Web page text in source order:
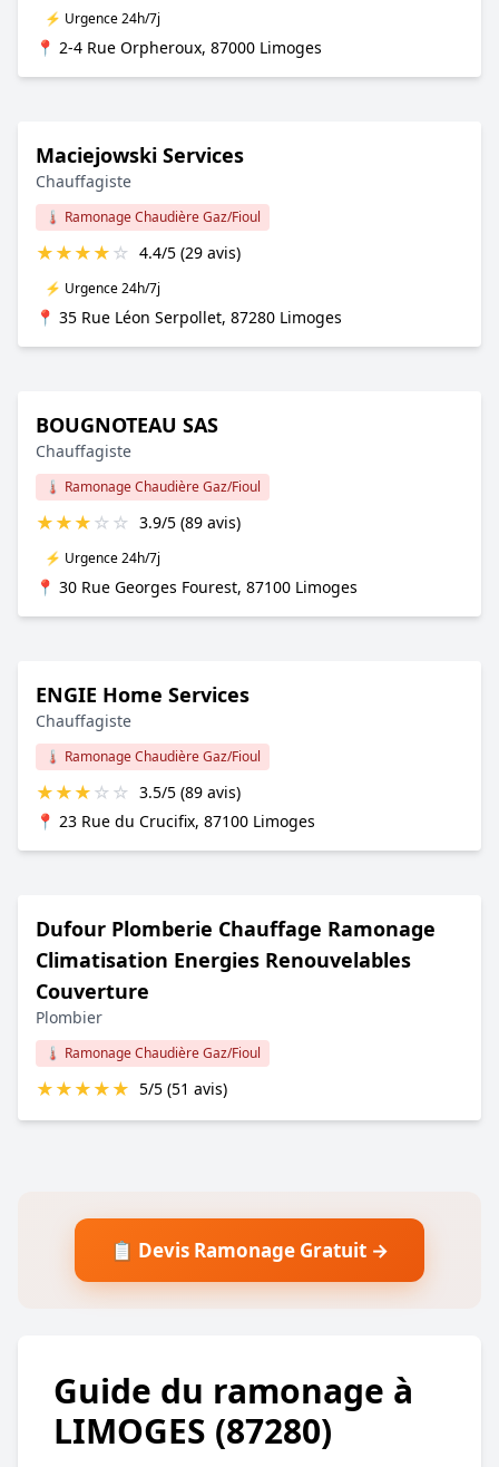
⚡ Urgence 24h/7j
📍 2-4 Rue Orpheroux, 87000 Limoges
Maciejowski Services
Chauffagiste
🌡️ Ramonage Chaudière Gaz/Fioul
★★★★☆ 4.4/5 (29 avis)
⚡ Urgence 24h/7j
📍 35 Rue Léon Serpollet, 87280 Limoges
BOUGNOTEAU SAS
Chauffagiste
🌡️ Ramonage Chaudière Gaz/Fioul
★★★☆☆ 3.9/5 (89 avis)
⚡ Urgence 24h/7j
📍 30 Rue Georges Fourest, 87100 Limoges
ENGIE Home Services
Chauffagiste
🌡️ Ramonage Chaudière Gaz/Fioul
★★★☆☆ 3.5/5 (89 avis)
📍 23 Rue du Crucifix, 87100 Limoges
Dufour Plomberie Chauffage Ramonage
Climatisation Energies Renouvelables
Couverture
Plombier
🌡️ Ramonage Chaudière Gaz/Fioul
★★★★★ 5/5 (51 avis)
📋 Devis Ramonage Gratuit →
Guide du ramonage à
LIMOGES (87280)